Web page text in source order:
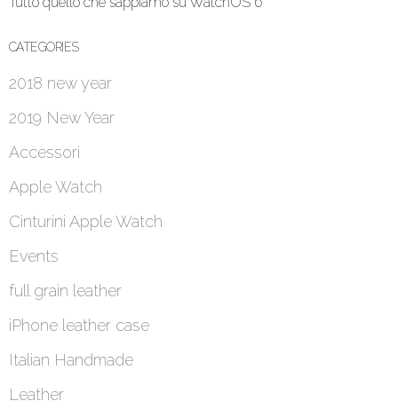
CATEGORIES
2018 new year
2019 New Year
Accessori
Apple Watch
Cinturini Apple Watch
Events
full grain leather
iPhone leather case
Italian Handmade
Leather